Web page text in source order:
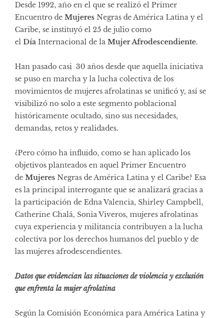
Desde 1992, año en el que se realizó el Primer
Encuentro de Mujeres Negras de América Latina y el
Caribe, se instituyó el 25 de julio como
el Día Internacional de la Mujer Afrodescendiente.
Han pasado casi 30 años desde que aquella iniciativa
se puso en marcha y la lucha colectiva de los
movimientos de mujeres afrolatinas se unificó y, así se
visibilizó no solo a este segmento poblacional
históricamente ocultado, sino sus necesidades,
demandas, retos y realidades.
¿Pero cómo ha influido, como se han aplicado los
objetivos planteados en aquel Primer Encuentro
de Mujeres Negras de América Latina y el Caribe? Esa
es la principal interrogante que se analizará gracias a
la participación de Edna Valencia, Shirley Campbell,
Catherine Chalá, Sonia Viveros, mujeres afrolatinas
cuya experiencia y militancia contribuyen a la lucha
colectiva por los derechos humanos del pueblo y de
las mujeres afrodescendientes.
Datos que evidencian las situaciones de violencia y exclusión
que enfrenta la mujer afrolatina
Según la Comisión Económica para América Latina y